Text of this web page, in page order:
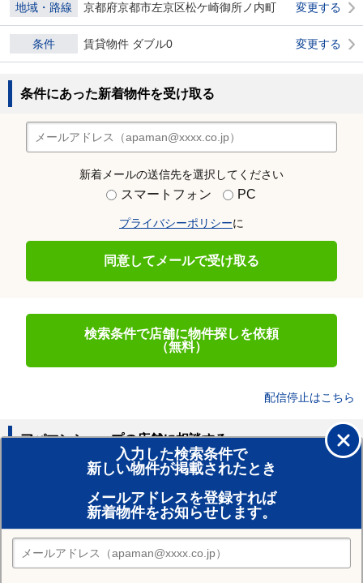
地域・路線 京都府京都市左京区松ケ崎御所ノ内町 変更する
条件 賃貸物件 ダブル0 変更する
条件にあった新着物件を受け取る
新着メールの送信先を選択してください
スマートフォン PC
プライバシーポリシーに
同意してメールで受け取る
検索条件で店舗に物件探しを依頼
（無料）
配信停止はこちら
入力した検索条件で
新しい物件が掲載されたとき
メールアドレスを登録すれば
新着物件をお知らせします。
アパマンショップの店舗に相談する
賃貸のプロがお部屋探し！
おまかせ物件リクエスト
住みたい街の店舗を探す
店舗検索